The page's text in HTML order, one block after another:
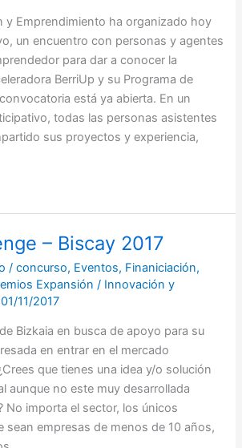
y Emprendimiento ha organizado hoy
un encuentro con personas y agentes
para dar a conocer la
BerriUp y su Programa de
está ya abierta. En un
todas las personas asistentes
sus proyectos y experiencia,
– Biscay 2017
/concurso, Eventos, Finaniciación,
Expansión / Innovación y
01/11/2017
Bizkaia en busca de apoyo para su
en entrar en el mercado
que tienes una idea y/o solución
aunque no este muy desarrollada
No importa el sector, los únicos
sean empresas de menos de 10 años,